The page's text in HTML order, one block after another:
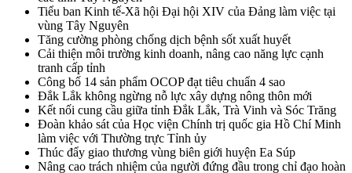
Tiểu ban Kinh tế-Xã hội Đại hội XIV của Đảng làm việc tại
vùng Tây Nguyên
Tăng cường phòng chống dịch bệnh sốt xuất huyết
Cải thiện môi trường kinh doanh, nâng cao năng lực cạnh
tranh cấp tỉnh
Công bố 14 sản phẩm OCOP đạt tiêu chuẩn 4 sao
Đắk Lắk không ngừng nỗ lực xây dựng nông thôn mới
Kết nối cung cầu giữa tỉnh Đắk Lắk, Trà Vinh và Sóc Trăng
Đoàn khảo sát của Học viện Chính trị quốc gia Hồ Chí Minh
làm việc với Thường trực Tỉnh ủy
Thúc đẩy giao thương vùng biên giới huyện Ea Súp
Nâng cao trách nhiệm của người đứng đầu trong chỉ đạo hoàn